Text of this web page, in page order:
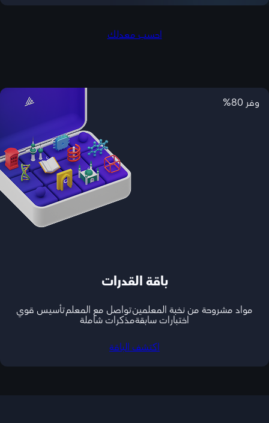
احسب معدلك
وفر 80%
باقة القدرات
مواد مشروحة من نخبة المعلمينتواصل مع المعلمتأسيس قوي
اختبارات سابقةمذكرات شاملة
اكتشف الباقة